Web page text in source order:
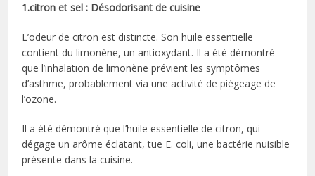
1.citron et sel : Désodorisant de cuisine
L’odeur de citron est distincte. Son huile essentielle
contient du limonène, un antioxydant. Il a été démontré
que l’inhalation de limonène prévient les symptômes
d’asthme, probablement via une activité de piégeage de
l’ozone.
Il a été démontré que l’huile essentielle de citron, qui
dégage un arôme éclatant, tue E. coli, une bactérie nuisible
présente dans la cuisine.